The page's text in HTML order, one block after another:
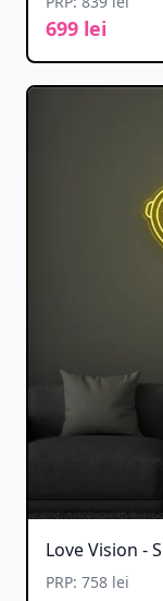
699 lei
Love Vision -
PRP: 758 lei